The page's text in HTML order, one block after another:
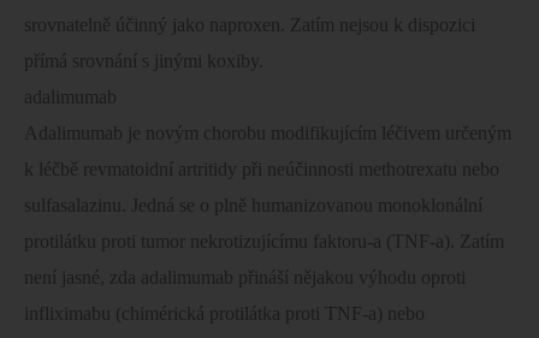
srovnatelně účinný jako naproxen. Zatím nejsou k dispozici
přímá srovnání s jinými koxiby.
adalimumab
Adalimumab je novým chorobu modifikujícím léčivem určeným
k léčbě revmatoidní artritidy při neúčinnosti methotrexatu nebo
sulfasalazinu. Jedná se o plně humanizovanou monoklonální
protilátku proti tumor nekrotizujícímu faktoru-a (TNF-a). Zatím
není jasné, zda adalimumab přináší nějakou výhodu oproti
infliximabu (chimérická protilátka proti TNF-a) nebo